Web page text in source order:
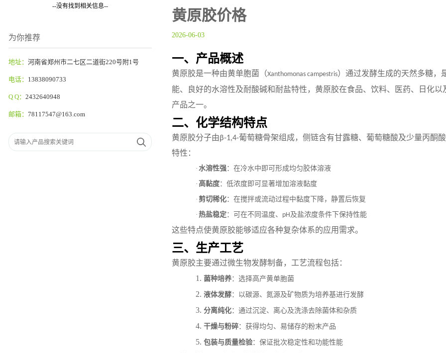
--没有找到相关信息--
为你推荐
地址： 河南省郑州市二七区二道街220号附1号
电话： 13838090733
Q Q： 2432640948
邮箱： 78117547@163.com
黄原胶价格
2026-06-03
一、产品概述
黄原胶是一种由黄单胞菌（Xanthomonas campestris）通过发酵生成的天然多糖，
能、良好的水溶性及耐酸碱和耐盐特性，黄原胶在食品、饮料、医药、日化
产品之一。
二、化学结构特点
黄原胶分子由β-1,4-葡萄糖骨架组成，侧链含有甘露糖、葡萄糖酸及少量丙酮
特性：
· 水溶性强：在冷水中即可形成均匀胶体溶液
· 高黏度：低浓度即可显著增加溶液黏度
· 剪切稀化：在搅拌或流动过程中黏度下降，静置后恢复
· 热盐稳定：可在不同温度、 pH及盐浓度条件下保持性能
这些特点使黄原胶能够适应各种复杂体系的应用需求。
三、生产工艺
黄原胶主要通过微生物发酵制备，工艺流程包括：
1. 菌种培养：选择高产黄单胞菌
2. 液体发酵：以碳源、氮源及矿物质为培养基进行发酵
3. 分离纯化：通过沉淀、离心及洗涤去除菌体和杂质
4. 干燥与粉碎：获得均匀、易储存的粉末产品
5. 包装与质量检验：保证批次稳定性和功能性能